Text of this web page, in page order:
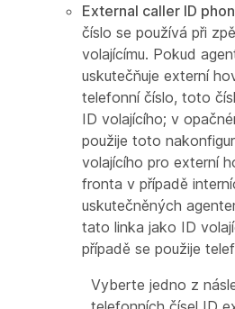
External caller ID
číslo se používá při
volajícímu. Pokud
uskutečňuje externí
telefonní číslo, toto
ID volajícího; v
použije toto
volajícího pro externí
fronta v případě
uskutečněných
tato linka jako ID
případě se použije
Vyberte jedno z